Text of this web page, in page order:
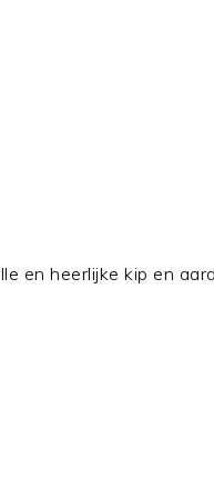
en heerlijke kip en